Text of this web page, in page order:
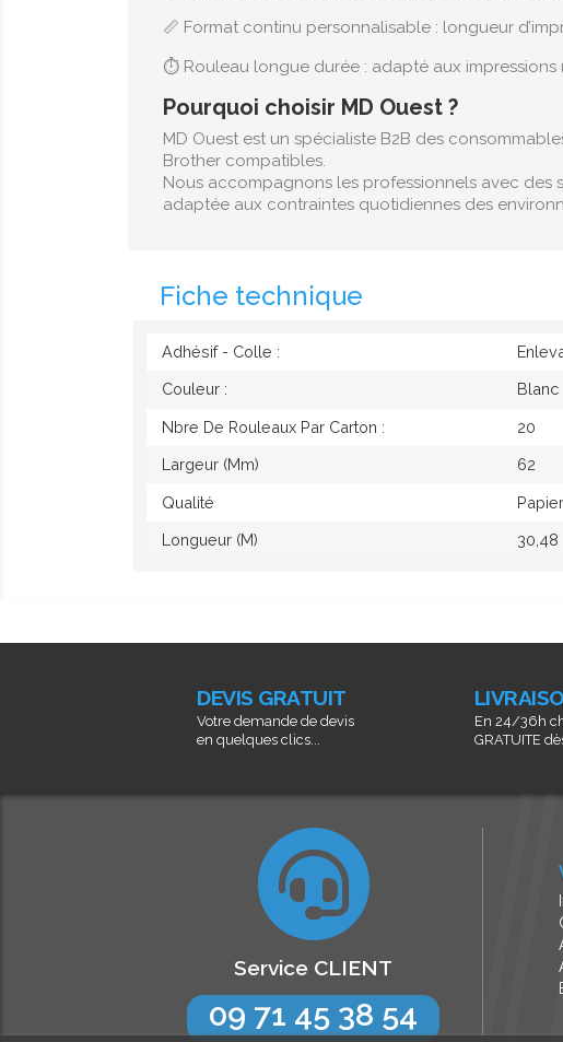
📏 Format continu personnalisable : longueur
⏱️ Rouleau longue durée : adapté aux
Pourquoi choisir MD Ouest ?
MD Ouest est un spécialiste B2B des
Brother compatibles.
Nous accompagnons les professionnels avec
adaptée aux contraintes quotidiennes des
Fiche technique
Adhésif - Colle :
Couleur : Blanc
Nbre De Rouleaux Par Carton : 20
Largeur (mm) 62
Qualité
Longueur (M) 30,48
DEVIS GRATUIT
Votre demande de devis
en quelques clics...
En 24/36h
GRATUITE
Service CLIENT
09 71 45 38 54